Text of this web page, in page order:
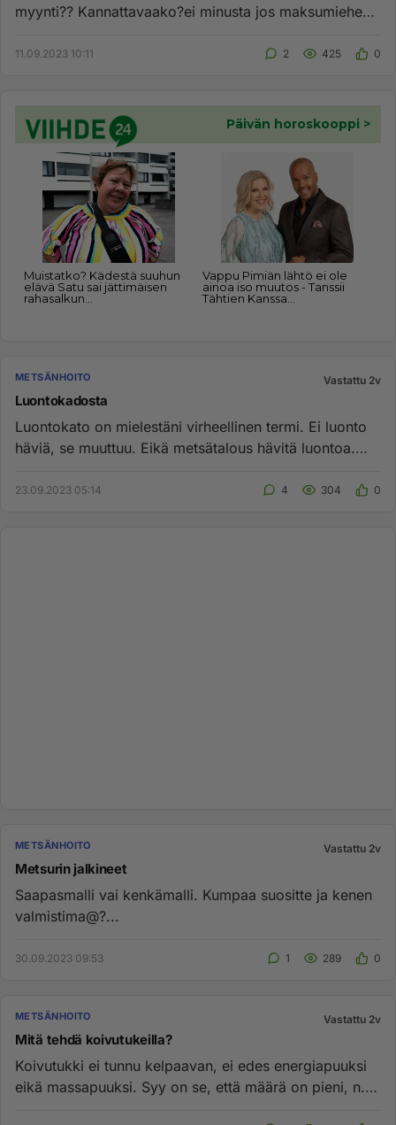
myynti?? Kannattavaako?ei minusta jos maksumieheksi
11.09.2023 10:11 2 425 0
METSÄNHOITO Vastattu 2v
Luontokadosta
Luontokato on mielestäni virheellinen termi. Ei luonto
häviä, se muuttuu. Eikä metsätalous hävitä luontoa.
23.09.2023 05:14 4 304 0
METSÄNHOITO Vastattu 2v
Metsurin jalkineet
Saapasmalli vai kenkämalli. Kumpaa suositte ja kenen
valmistima@?...
30.09.2023 09:53 1 289 0
METSÄNHOITO Vastattu 2v
Mitä tehdä koivutukeilla?
Koivutukki ei tunnu kelpaavan, ei edes energiapuuksi
eikä massapuuksi. Syy on se, että määrä on pieni, n.